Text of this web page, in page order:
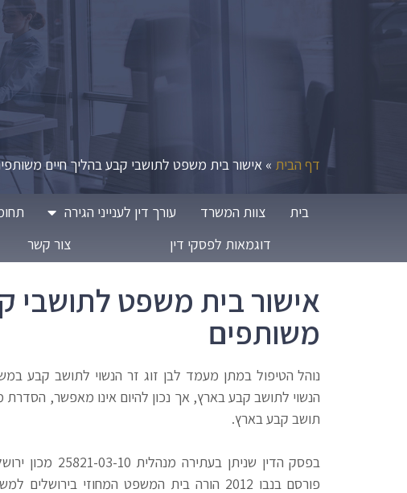
דף הבית » אישור בית משפט לתושבי קבע בהליך חיים
בית צוות המשרד עורך דין לענייני הגירה
דוגמאות לפסקי דין
צור קשר
אישור בית משפט לתושבי
משותפים
נוהל הטיפול במתן מעמד לבן זוג זר הנשוי לתושב קבע
הנשוי לתושב קבע בארץ, אך נכון להיום אינו מאפשר, הסדרת
תושב קבע בארץ.
בפסק הדין
פורסם בנבו 2012 הורה בית המשפט המחוזי